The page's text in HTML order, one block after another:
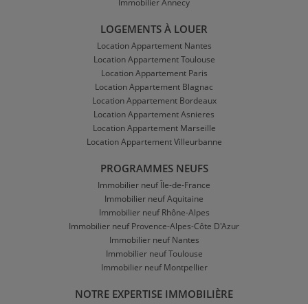
Immobilier Annecy
LOGEMENTS À LOUER
Location Appartement Nantes
Location Appartement Toulouse
Location Appartement Paris
Location Appartement Blagnac
Location Appartement Bordeaux
Location Appartement Asnieres
Location Appartement Marseille
Location Appartement Villeurbanne
PROGRAMMES NEUFS
Immobilier neuf Île-de-France
Immobilier neuf Aquitaine
Immobilier neuf Rhône-Alpes
Immobilier neuf Provence-Alpes-Côte D'Azur
Immobilier neuf Nantes
Immobilier neuf Toulouse
Immobilier neuf Montpellier
NOTRE EXPERTISE IMMOBILIÈRE